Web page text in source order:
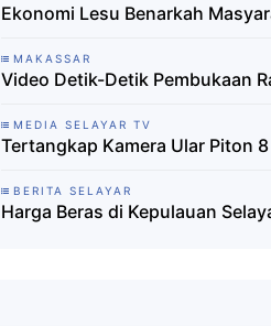
Ekonomi Lesu Benarkah
MAKASSAR
Video Detik-Detik Pembukaan
MEDIA SELAYAR TV
Tertangkap Kamera Ular Piton
BERITA SELAYAR
Harga Beras di Kepulauan